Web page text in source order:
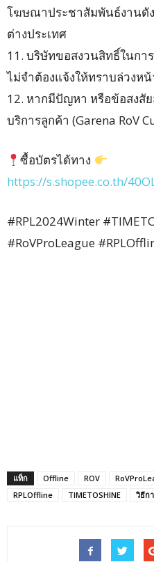
โฆษณาประชาสัมพันธ์งานดัง
ต่างประเทศ
11. บริษัทขอสงวนสิทธิ์ในกา
ไม่จำต้องแจ้งให้ทราบล่วงหน้
12. หากมีปัญหา หรือข้อสงสั
บริการลูกค้า (Garena RoV
ซื้อบัตรได้ทาง
https://s.shopee.co.th/
#RPL2024Winter
#RoVProLeague
แท็ก Offline ROV
RPLOffline
TIMETOSHINE วิธีก